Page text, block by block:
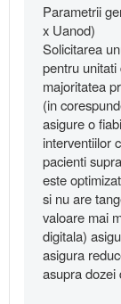
Parametrii
x Uanod)
Solicitarea
pentru
majoritatea
(in
asigure o
interventiilor
pacienti
este
si nu are
valoare mai
digitala)
asigura
asupra dozei